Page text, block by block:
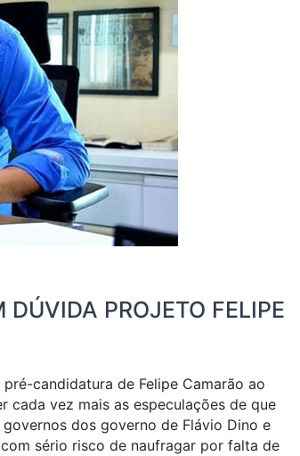
PROJETO FELIPE
candidatura de Felipe Camarão ao
vez mais as especulações de que
dos governo de Flávio Dino e
sério risco de naufragar por falta de